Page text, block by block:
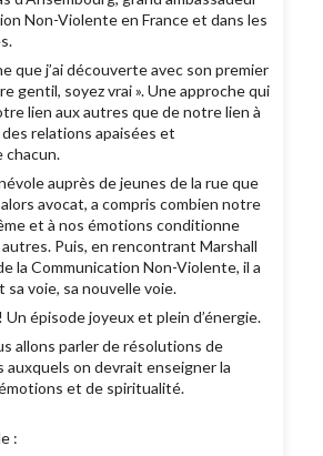
Non-Violente en France et dans les
que j’ai découverte avec son premier
gentil, soyez vrai ». Une approche qui
lien aux autres que de notre lien à
relations apaisées et
chacun.
auprès de jeunes de la rue que
avocat, a compris combien notre
et à nos émotions conditionne
Puis, en rencontrant Marshall
la Communication Non-Violente, il a
voie, sa nouvelle voie.
épisode joyeux et plein d’énergie.
allons parler de résolutions de
auxquels on devrait enseigner la
et de spiritualité.
: